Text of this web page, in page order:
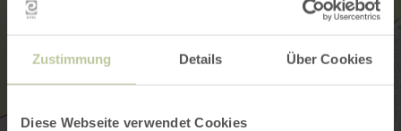
Zustimmung Details Über Cookies
Diese Webseite verwendet Cookies